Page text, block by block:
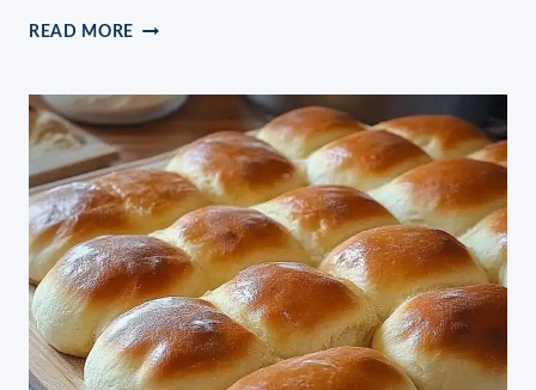
READ MORE NUSSKUCHEN:
SÜCHTIG!